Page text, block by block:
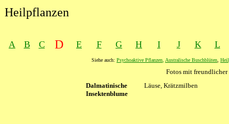
Heilpflanzen
A B C D E F G H I J K L
Siehe auch: Psychoaktive Pflanzen Australische Buschblüten
Fotos mit
Dalmatinische
Insektenblume
Läuse, Krätzmilben